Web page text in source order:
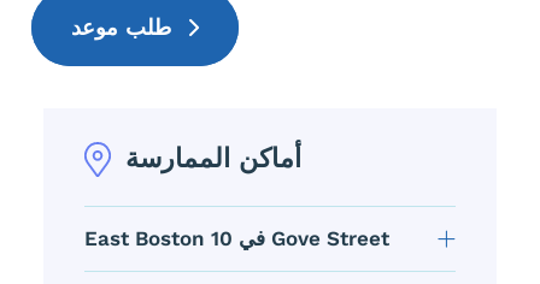
طلب موعد
أماكن الممارسة
East Boston في 10 Gove Street